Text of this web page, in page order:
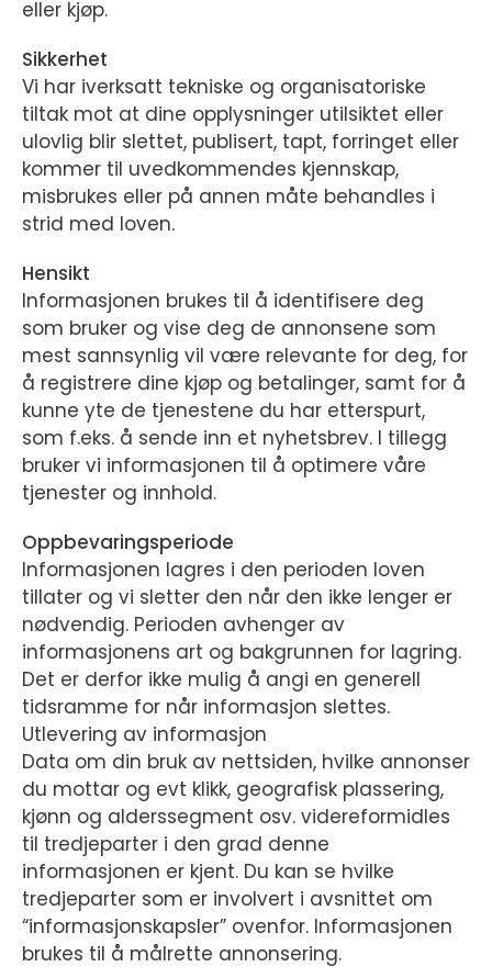
eller kjøp.
Sikkerhet
Vi har iverksatt tekniske og organisatoriske
tiltak mot at dine opplysninger utilsiktet eller
ulovlig blir slettet, publisert, tapt, forringet eller
kommer til uvedkommendes kjennskap,
misbrukes eller på annen måte behandles i
strid med loven.
Hensikt
Informasjonen brukes til å identifisere deg
som bruker og vise deg de annonsene som
mest sannsynlig vil være relevante for deg, for
å registrere dine kjøp og betalinger, samt for å
kunne yte de tjenestene du har etterspurt,
som f.eks. å sende inn et nyhetsbrev. I tillegg
bruker vi informasjonen til å optimere våre
tjenester og innhold.
Oppbevaringsperiode
Informasjonen lagres i den perioden loven
tillater og vi sletter den når den ikke lenger er
nødvendig. Perioden avhenger av
informasjonens art og bakgrunnen for lagring.
Det er derfor ikke mulig å angi en generell
tidsramme for når informasjon slettes.
Utlevering av informasjon
Data om din bruk av nettsiden, hvilke annonser
du mottar og evt klikk, geografisk plassering,
kjønn og alderssegment osv. videreformidles
til tredjeparter i den grad denne
informasjonen er kjent. Du kan se hvilke
tredjeparter som er involvert i avsnittet om
“informasjonskapsler” ovenfor. Informasjonen
brukes til å målrette annonsering.